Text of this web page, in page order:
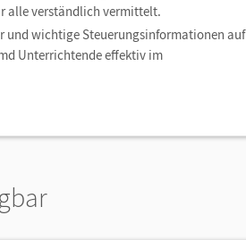
alle verständlich vermittelt.
und wichtige Steuerungsinformationen auf
Unterrichtende effektiv im